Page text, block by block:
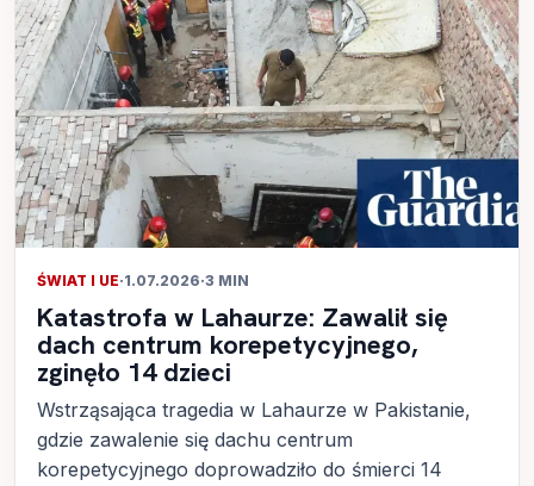
ŚWIAT I UE·1.07.2026·3 MIN
Katastrofa w Lahaurze: Zawalił się
dach centrum korepetycyjnego,
zginęło 14 dzieci
Wstrząsająca tragedia w Lahaurze w Pakistanie,
gdzie zawalenie się dachu centrum
korepetycyjnego doprowadziło do śmierci 14